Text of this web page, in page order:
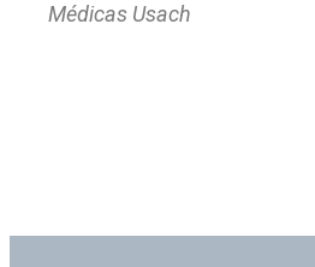
Médicas Usach